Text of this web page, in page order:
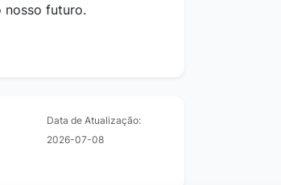
nosso futuro.
Data de Atualização:
2026-07-08